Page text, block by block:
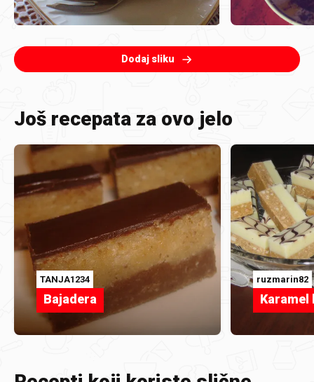
Dodaj sliku
Još recepata za ovo jelo
TANJA1234
Bajadera
ruzmarin82
Karamel